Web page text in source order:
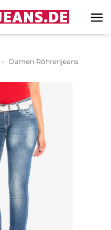
» Damen Röhrenjeans